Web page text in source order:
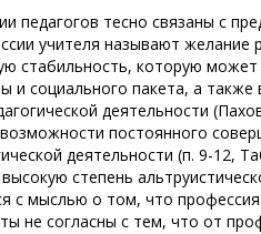
педагогов тесно связаны с
учителя называют желание
стабильность, которую
и социального пакета, а
деятельности
постоянного
деятельности (п. 9-
степень
с мыслью о том, что
не согласны с тем, что от